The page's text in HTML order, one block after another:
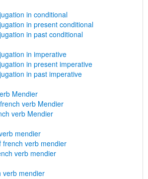
in conditional
in present conditional
in past conditional
in imperative
in present imperative
in past imperative
Mendier
verb Mendier
verb Mendier
mendier
french verb mendier
verb mendier
verb mendier